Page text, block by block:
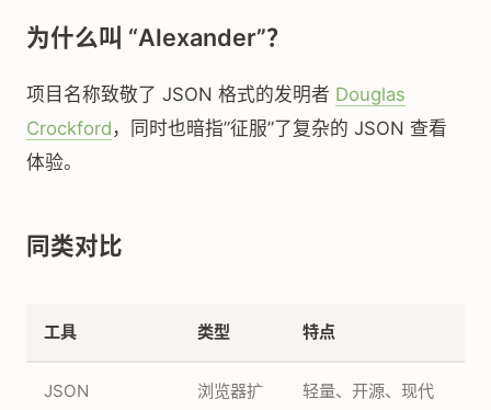
为什么叫 “Alexander”？
项目名称致敬了 JSON 格式的发明者 Douglas
Crockford ，同时也暗指”征服”了复杂的 JSON 查看
体验。
同类对比
工具 类型 特点
JSON
浏览器扩
轻量、开源、现代